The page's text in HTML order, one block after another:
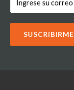
SUSCRIBIRME